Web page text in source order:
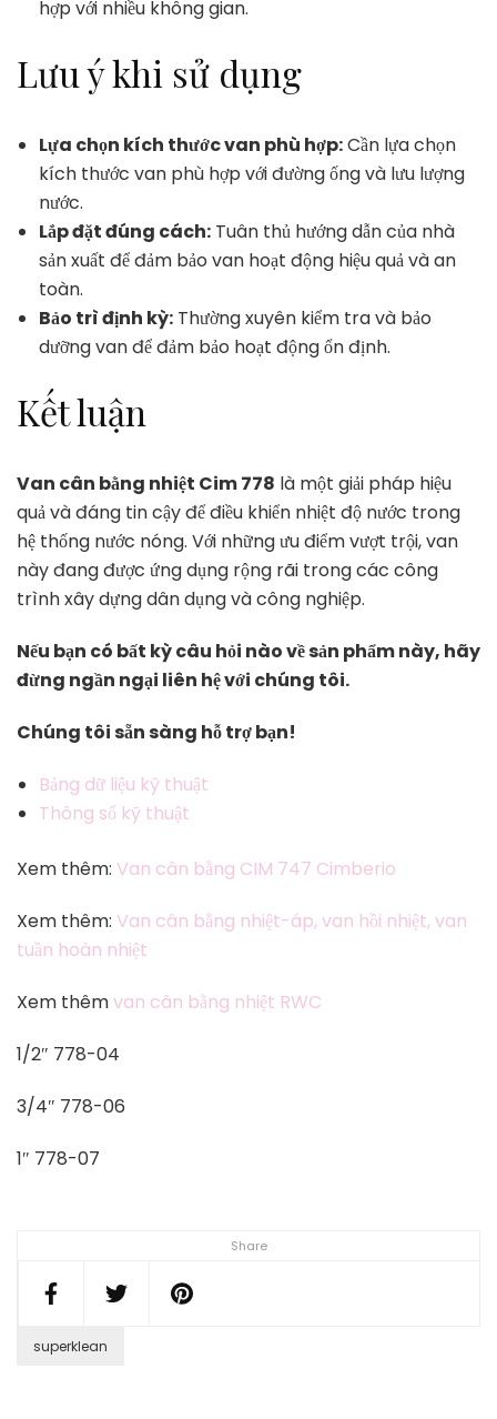
Share
hợp với nhiều không gian.
Lưu ý khi sử dụng
Lựa chọn kích thước van phù hợp:Cần lựa chọn
kích thước van phù hợp với đường ống và lưu lượng
nước.
Lắp đặt đúng cách: Tuân thủ hướng dẫn của nhà
sản xuất để đảm bảo van hoạt động hiệu quả và an
toàn.
Bảo trì định kỳ: Thường xuyên kiểm tra và bảo
dưỡng van để đảm bảo hoạt động ổn định.
Kết luận
Van cân bằng nhiệt Cim 778 là một giải pháp hiệu
quả và đáng tin cậy để điều khiển nhiệt độ nước trong
hệ thống nước nóng. Với những ưu điểm vượt trội, van
này đang được ứng dụng rộng rãi trong các công
trình xây dựng dân dụng và công nghiệp.
Nếu bạn có bất kỳ câu hỏi nào về sản phẩm này, hãy
đừng ngần ngại liên hệ với chúng tôi.
Chúng tôi sẵn sàng hỗ trợ bạn!
Bảng dữ liệu kỹ thuật
Thông số kỹ thuật
Xem thêm: Van cân bằng CIM 747 Cimberio
Xem thêm: Van cân bằng nhiệt-áp, van hồi nhiệt, van
tuần hoàn nhiệt
Xem thêmvan cân bằng nhiệt RWC
1/2″ 778-04
3/4″ 778-06
1″ 778-07
superklean